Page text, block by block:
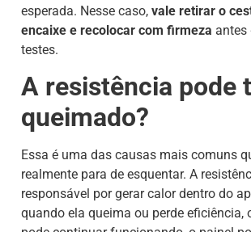
esperada. Nesse caso, vale retirar o
encaixe e recolocar com firmeza antes
testes.
A resistência pode
queimado?
Essa é uma das causas mais comuns
realmente para de esquentar. A
responsável por gerar calor dentro do
quando ela queima ou perde eficiência,